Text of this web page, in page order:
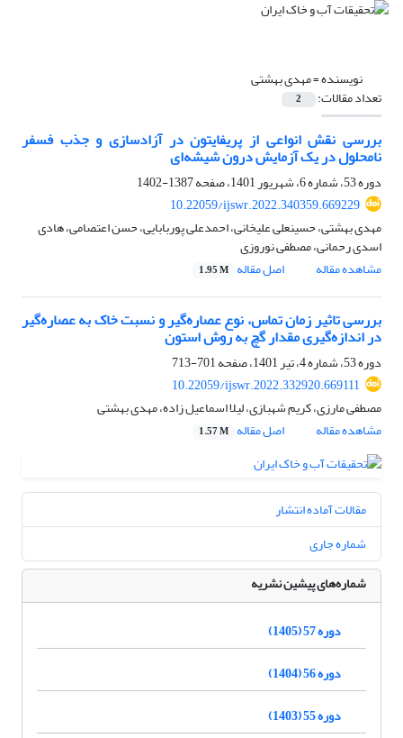
نویسنده =مهدی بهشتی
تعداد مقالات: 2
بررسی نقش انواعی از پریفایتون در آزادسازی و جذب فسفر
نامحلول در یک آزمایش درون شیشه‌ای
دوره 53، شماره 6، شهریور 1401، صفحه
1387-1402
10.22059/ijswr.2022.340359.669229
مهدی بهشتی، حسینعلی علیخانی، احمدعلی پوربابایی، حسن اعتصامی، هادی
اسدی رحمانی، مصطفی نوروزی
مشاهده مقاله
اصل مقاله 1.95 M
بررسی تاثیر زمان تماس، نوع عصاره‌گیر و نسبت خاک به عصاره‌گیر
در اندازه‌گیری مقدار گچ به روش استون
دوره 53، شماره 4، تیر 1401، صفحه
701-713
10.22059/ijswr.2022.332920.669111
مصطفی مارزی، کریم شهبازی، لیلا اسماعیل زاده، مهدی بهشتی
مشاهده مقاله
اصل مقاله 1.57 M
مقالات آماده انتشار
شماره جاری
شماره‌های پیشین نشریه
دوره 57 (1405)
دوره 56 (1404)
دوره 55 (1403)